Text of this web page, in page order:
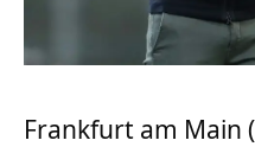
Frankfurt am Main